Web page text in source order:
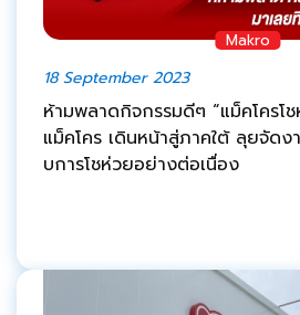
Makro
18 September 2023
ห้ามพลาดกิจกรรมดีๆ “แม็คโครโ
แม็คโคร เดินหน้าสู่ภาคใต้ ลุยจัดง
บการโชห่วยอย่างต่อเนื่อง